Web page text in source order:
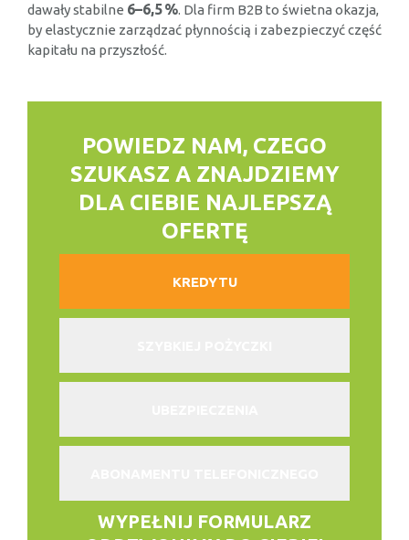
dawały stabilne 6–6,5 %. Dla firm B2B to świetna okazja,
by elastycznie zarządzać płynnością i zabezpieczyć część
kapitału na przyszłość.
POWIEDZ NAM, CZEGO
SZUKASZ A ZNAJDZIEMY
DLA CIEBIE NAJLEPSZĄ
OFERTĘ
KREDYTU
WYPEŁNIJ FORMULARZ